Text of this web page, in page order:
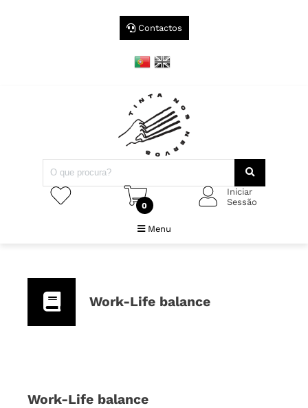
Contactos
0
Iniciar
Sessão
Menu
Work-Life balance
Work-Life balance